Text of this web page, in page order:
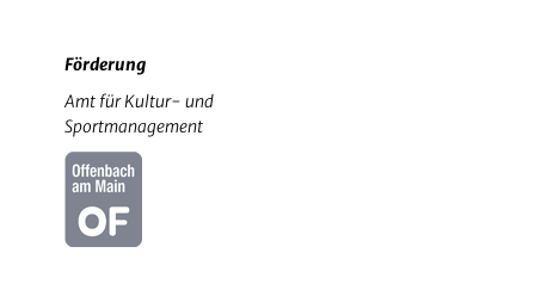
Förderung
Amt für Kultur- und
Sportmanagement